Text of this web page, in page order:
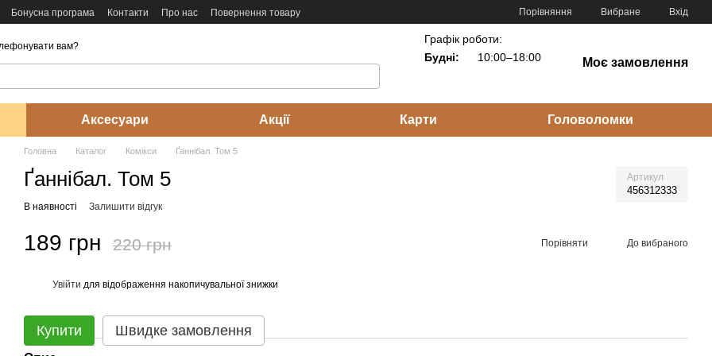
Бонусна програма Контакти Про нас
Повернення товару
Порівняння Вибране Вхід
вам?
Графік роботи:
Будні:
10:00–18:00 Моє замовлення
Аксесуари Акції Карти Головоломки
Головна Каталог Комікси Ґаннібал. Том 5
Ґаннібал. Том 5 Артикул
456312333
В наявності Залишити відгук
189 грн 220 грн Порівняти До вибраного
Увійти для відображення накопичувальної знижки
Купити Швидке замовлення